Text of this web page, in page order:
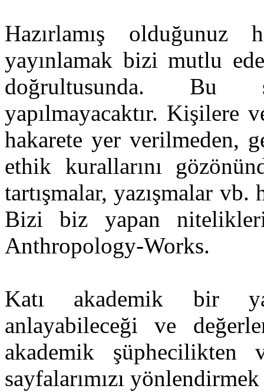
Hazırlamış olduğunuz
yayınlamak bizi mutlu
doğrultusunda. Bu
yapılmayacaktır. Kişilere
hakarete yer verilmeden,
ethik kurallarını
tartışmalar, yazışmalar
Bizi biz yapan
Anthropology-Works.
Katı akademik bir
anlayabileceği ve
akademik şüphecilikten
sayfalarımızı